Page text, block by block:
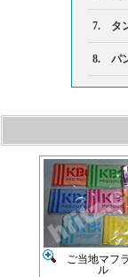
7. タ
8. パ
ご当地マフ
ル